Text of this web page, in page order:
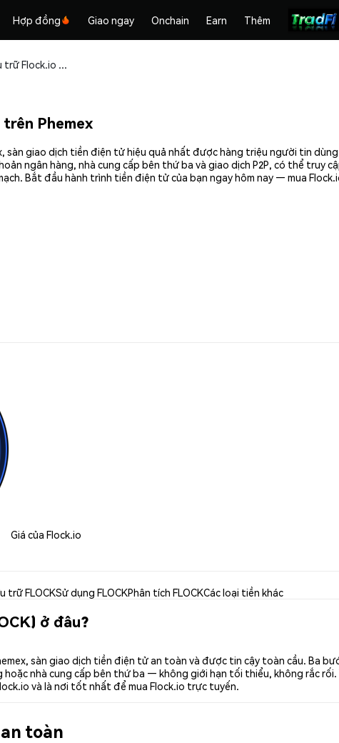
Hợp đồng Giao ngay Onchain Earn Thêm
Mua và lưu trữ Flock.io (FLOCK) an toàn
Phemex
sàn giao dịch tiền điện tử hiệu quả nhất được hàng triệu người tin
ngân hàng, nhà cung cấp bên thứ ba và giao dịch P2P, có thể truy
Bắt đầu hành trình tiền điện tử của bạn ngay hôm nay — mua
Giá của Flock.io
trữ FLOCKSử dụng FLOCKPhân tích FLOCKCác loại tiền khác
ở đâu?
sàn giao dịch tiền điện tử an toàn và được tin cậy toàn cầu. Ba
nhà cung cấp bên thứ ba — không giới hạn tối thiểu, không rắc
và là nơi tốt nhất để mua Flock.io trực tuyến.
toàn